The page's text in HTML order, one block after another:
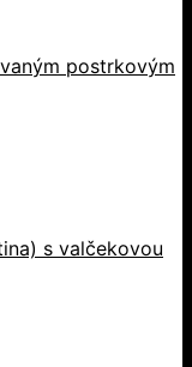
postrkovým
s valčekovou